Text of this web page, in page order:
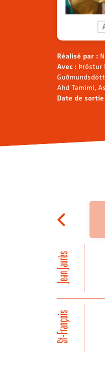
Réalisé par :
Avec : Þröstur
Ahd Tamimi,
Date de
Jean Jaurès
St-François